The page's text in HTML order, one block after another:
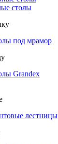
столы
под мрамор
Grandex
лестницы